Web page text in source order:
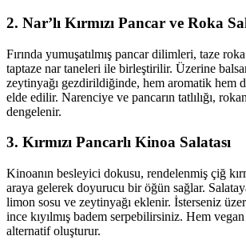
2. Nar’lı Kırmızı Pancar ve Roka
Fırında yumuşatılmış pancar dilimleri, taze
taptaze nar taneleri ile birleştirilir. Üzerine
zeytinyağı gezdirildiğinde, hem aromatik hem
elde edilir. Narenciye ve pancarın tatlılığı,
dengelenir.
3. Kırmızı Pancarlı Kinoa Salatası
Kinoanın besleyici dokusu, rendelenmiş çiğ
araya gelerek doyurucu bir öğün sağlar.
limon sosu ve zeytinyağı eklenir. İsterseniz
ince kıyılmış badem serpebilirsiniz. Hem
alternatif oluşturur.